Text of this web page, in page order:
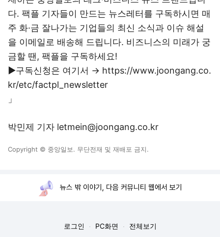
다. 팩플 기자들이 만드는 뉴스레터를 구독하시면 매
주 화·금 잘나가는 기업들의 최신 소식과 이슈 해설
을 이메일로 배송해 드립니다. 비즈니스의 미래가 궁
금할 땐, 팩플을 구독하세요!
▶구독신청은 여기서 → https://www.joongang.co.
kr/etc/factpl_newsletter
」
박민제 기자 letmein@joongang.co.kr
Copyright © 중앙일보. 무단전재 및 재배포 금지.
뉴스 밖 이야기, 다음 커뮤니티 웹에서 보기
로그인 PC화면 전체보기